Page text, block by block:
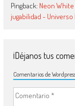
Pingback: Neon
jugabilidad -
¡Déjanos tus
Comentarios de